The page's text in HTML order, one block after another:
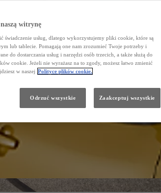
witrynę
świadczenie usług, dlatego wykorzystujemy pliki cookie, które są
lub tablecie. Pomagają one nam zrozumieć Twoje potrzeby i
do dostarczania usług i narzędzi osób trzecich, a także służą do
cookie. Jeżeli nie wyrażasz na to zgody, możesz łatwo zmienić
w naszej Polityce plików cookie.
Odrzuć wszystkie Zaakceptuj wszystkie